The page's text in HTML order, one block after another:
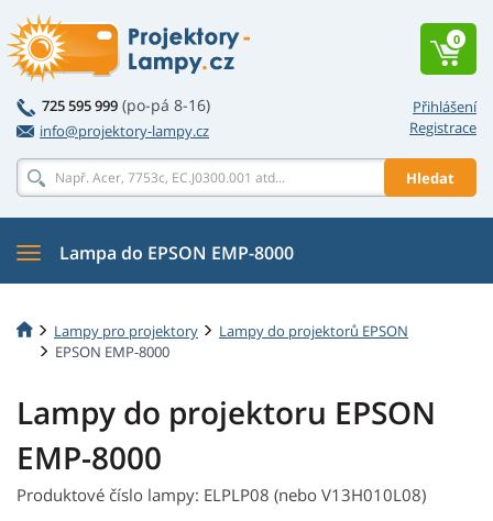
Přihlášení
Registrace
725 595 999 (po-pá 8-16)
info@projektory-lampy.cz
Hledat
0
Lampa do EPSON EMP-8000
Lampy pro projektory
Lampy do projektorů EPSON
EPSON EMP-8000
Lampy do projektoru EPSON
EMP-8000
Produktové číslo lampy: ELPLP08 (nebo V13H010L08)